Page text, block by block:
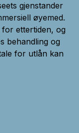
gjenstander
øyemed.
ettertiden, og
behandling og
for utlån kan